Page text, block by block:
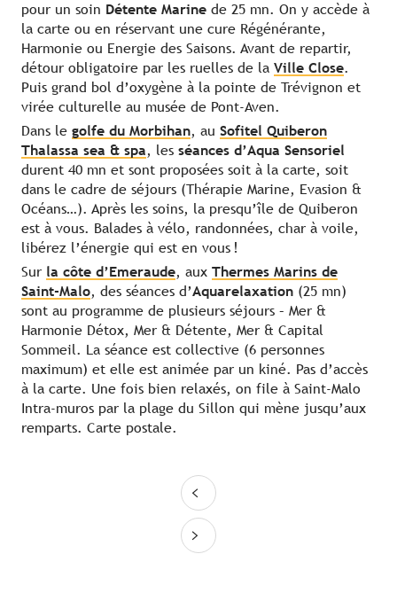
pour un soin Détente Marine de 25 mn. On y accède à
la carte ou en réservant une cure Régénérante,
Harmonie ou Energie des Saisons. Avant de repartir,
détour obligatoire par les ruelles de la Ville Close.
Puis grand bol d’oxygène à la pointe de Trévignon et
virée culturelle au musée de Pont-Aven.
Dans le golfe du Morbihan, au Sofitel Quiberon
Thalassa sea & spa, les séances d’Aqua Sensoriel
durent 40 mn et sont proposées soit à la carte, soit
dans le cadre de séjours (Thérapie Marine, Evasion &
Océans…). Après les soins, la presqu’île de Quiberon
est à vous. Balades à vélo, randonnées, char à voile,
libérez l’énergie qui est en vous !
Sur la côte d’Emeraude, aux Thermes Marins de
Saint-Malo, des séances d’Aquarelaxation (25 mn)
sont au programme de plusieurs séjours – Mer &
Harmonie Détox, Mer & Détente, Mer & Capital
Sommeil. La séance est collective (6 personnes
maximum) et elle est animée par un kiné. Pas d’accès
à la carte. Une fois bien relaxés, on file à Saint-Malo
Intra-muros par la plage du Sillon qui mène jusqu’aux
remparts. Carte postale.